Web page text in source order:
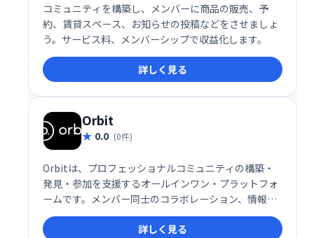
コミュニティを構築し、メンバーに商品の販売、予
約、賃貸スペース、お知らせの投稿などをさせましょ
う。サービス料、メンバーシップで収益化します。
詳しく見る
Orbit
0.0 (0件)
Orbitは、プロフェッショナルコミュニティの構築・
発見・参加を支援するオールインワン・プラットフォ
ームです。メンバー同士のコラボレーション、情報共
有、学習を促進し、活気のあるコミュニティ形成をサ
ポートします。
詳しく見る